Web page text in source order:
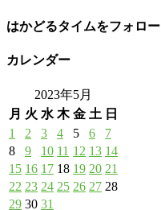
はかどるタイムをフォロー
カレンダー
2023年5月
月 火 水 木 金 土 日
1 2 3 4 5 6
7
8
9 10 11 12 13 14
15 16 17 18 19 20 21
22 23 24 25 26 27 28
29 30 31